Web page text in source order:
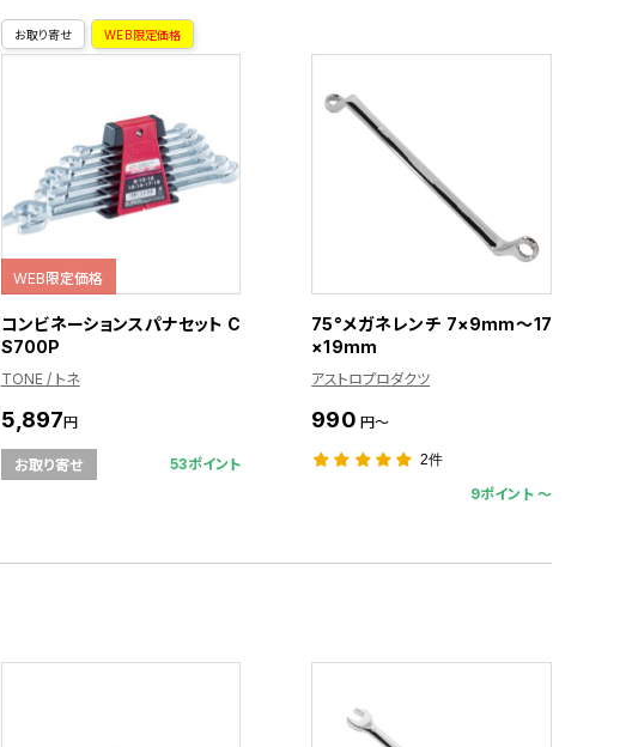
お取り寄せ WEB限定価格
WEB限定価格
コンビネーションスパナセット C
S700P
TONE / トネ
5,897円
お取り寄せ 53ポイント
75°メガネレンチ 7×9mm～17
×19mm
アストロプロダクツ
990 円～
2件
9ポイント 〜